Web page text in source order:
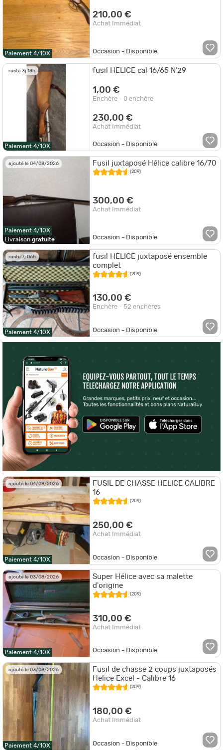
Paiement 4/10X
210,00 €
Achat Immédiat
Occasion - Disponible
reste 3j 13h
Paiement 4/10X
fusil HELICE cal 16/65 N'29
1,00 €
Enchère - 0 enchère
230,00 €
Achat Immédiat
Occasion - Disponible
ajouté le 04/08/2026
Paiement 4/10X
Livraison gratuite
Fusil juxtaposé Hélice calibre 16/70
(209)
300,00 €
Achat Immédiat
Occasion - Disponible
reste 7j 06h
Paiement 4/10X
fusil HELICE juxtaposé ensemble
complet
(209)
130,00 €
Enchère - 52 enchères
Occasion - Disponible
ajouté le 04/08/2026
Paiement 4/10X
FUSIL DE CHASSE HELICE CALIBRE
16
(209)
250,00 €
Achat Immédiat
Occasion - Disponible
ajouté le 03/08/2026
Paiement 4/10X
Super Hélice avec sa malette
d'origine
(209)
310,00 €
Achat Immédiat
Occasion - Disponible
ajouté le 03/08/2026
Paiement 4/10X
Fusil de chasse 2 coups juxtaposés
Helice Excel - Calibre 16
(209)
180,00 €
Achat Immédiat
Occasion - Disponible